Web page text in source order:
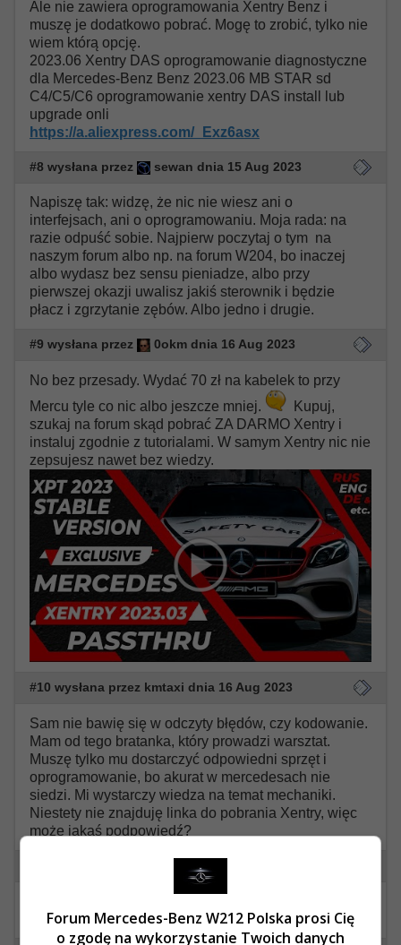
Ale nie zawiera oprogramowania Xentry Benz i
muszę je dodatkowo pobrać. Mogę to zrobić, tylko nie
wiem którą opcję.
2023.06 Xentry DAS oprogramowanie diagnostyczne
dla Mercedes-Benz Benz 2023.06 MB STAR sd
C4/C5/C6 oprogramowanie xentry DAS install lub
upgrade onli
https://a.aliexpress.com/_Exz6asx
#8 wysłana przez sewan dnia 15 Aug 2023
Napiszę tak: widzę, że nic nie wiesz ani o
interfejsach, ani o oprogramowaniu. Moja rada: na
razie odpuść sobie. Najpierw poczytaj o tym na
naszym forum albo np. na forum W204, bo inaczej
albo wydasz bez sensu pieniadze, albo przy
pierwszej okazji uwalisz jakiś sterownik i będzie
płacz i zgrzytanie zębów. Albo jedno i drugie.
#9 wysłana przez 0okm dnia 16 Aug 2023
No bez przesady. Wydać 70 zł na kabelek to przy
Mercu tyle co nic albo jeszcze mniej.
Kupuj,
szukaj na forum skąd pobrać ZA DARMO Xentry i
instaluj zgodnie z tutorialami. W samym Xentry nic nie
zepsujesz nawet bez wiedzy.
#10 wysłana przez kmtaxi dnia 16 Aug 2023
Sam nie bawię się w odczyty błędów, czy kodowanie.
Mam od tego bratanka, który prowadzi warsztat.
Muszę tylko mu dostarczyć odpowiedni sprzęt i
oprogramowanie, bo akurat w mercedesach nie
siedzi. Mi wystarczy wiedza na temat mechaniki.
Niestety nie znajduję linka do pobrania Xentry, więc
może jakaś podpowiedź?
0okm dnia 16 Aug 2023
korzystam), to wysłałem link w wiadomości prywatnej.
Forum Mercedes-Benz W212 Polska prosi Cię
o zgodę na wykorzystanie Twoich danych